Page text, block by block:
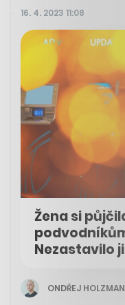
16. 4. 2023 11:08
Žena si
Nezastavilo
ONDŘEJ HOLZMAN